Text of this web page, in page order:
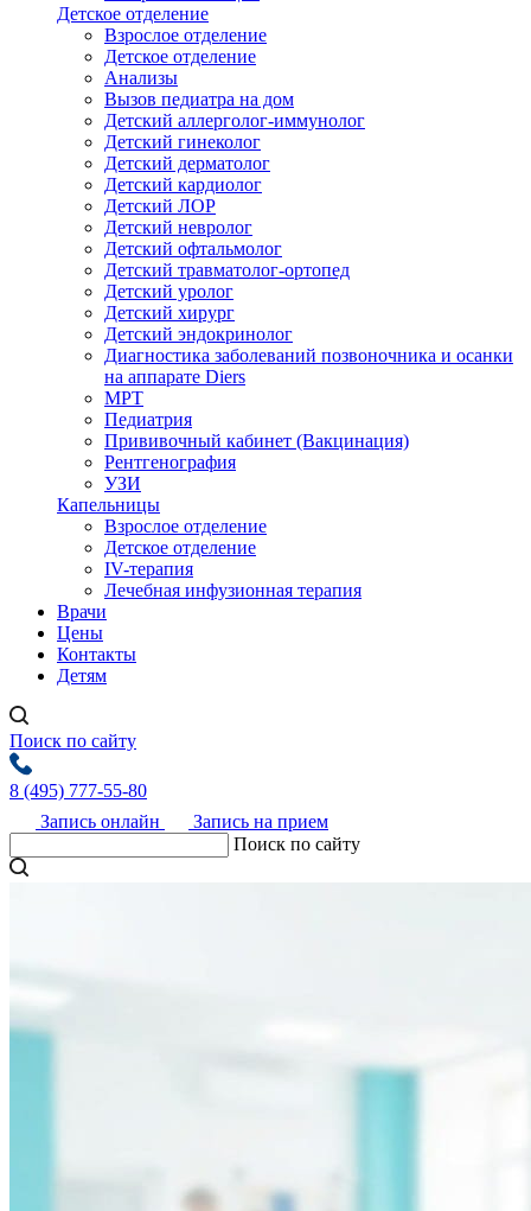
Детское отделение
Взрослое отделение
Детское отделение
Анализы
Вызов педиатра на дом
Детский аллерголог-иммунолог
Детский гинеколог
Детский дерматолог
Детский кардиолог
Детский ЛОР
Детский невролог
Детский офтальмолог
Детский травматолог-ортопед
Детский уролог
Детский хирург
Детский эндокринолог
Диагностика заболеваний позвоночника и осанки
на аппарате Diers
МРТ
Педиатрия
Прививочный кабинет (Вакцинация)
Рентгенография
УЗИ
Капельницы
Взрослое отделение
Детское отделение
IV-терапия
Лечебная инфузионная терапия
Врачи
Цены
Контакты
Детям
Поиск по сайту
8 (495) 777-55-80
Запись онлайн
Запись на прием
Поиск по сайту